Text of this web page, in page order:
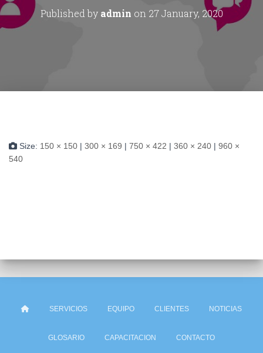
Published by admin on 27 January, 2020
Size: 150 × 150 | 300 × 169 | 750 × 422 | 360 × 240 | 960 ×
540
SERVICIOS EQUIPO CLIENTES NOTICIAS
GLOSARIO CAPACITACION CONTACTO